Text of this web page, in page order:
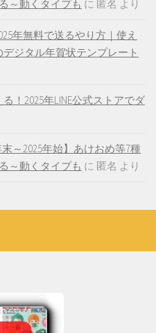
～動くタイプも に 匿名 より
年無料で送るやり方｜使え
ジタル年賀状テンプレート
！2025年LINE公式ストアでダ
～2025年始】あけおめ等7種
～動くタイプも に 匿名 より